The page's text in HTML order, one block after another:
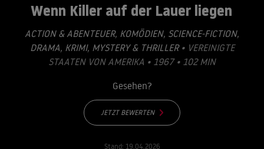
Wenn Killer auf der Lauer liegen
ACTION & ABENTEUER, KOMÖDIEN, SCIENCE-FICTION,
DRAMA, KRIMI, MYSTERY & THRILLER• VEREINIGTE
STAATEN VON AMERIKA • 1967 • 102 MIN
Gesehen?
JETZT BEWERTEN
Stand: 19.04.2026